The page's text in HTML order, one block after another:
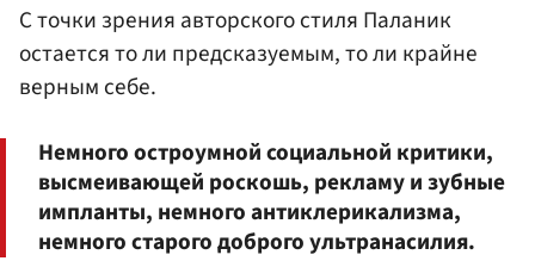
С точки зрения авторского стиля Паланик
остается то ли предсказуемым, то ли крайне
верным себе.
Немного остроумной социальной критики,
высмеивающей роскошь, рекламу и зубные
импланты, немного антиклерикализма,
немного старого доброго ультранасилия.